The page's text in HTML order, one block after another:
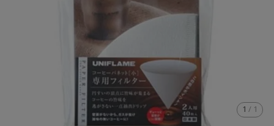
1 / 1